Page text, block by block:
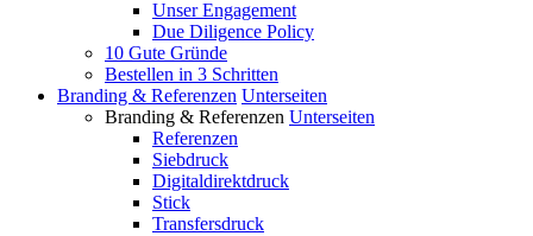
Unser Engagement
Due Diligence Policy
10 Gute Gründe
Bestellen in 3 Schritten
Branding & Referenzen Unterseiten
Branding & Referenzen Unterseiten
Referenzen
Siebdruck
Digitaldirektdruck
Stick
Transfersdruck